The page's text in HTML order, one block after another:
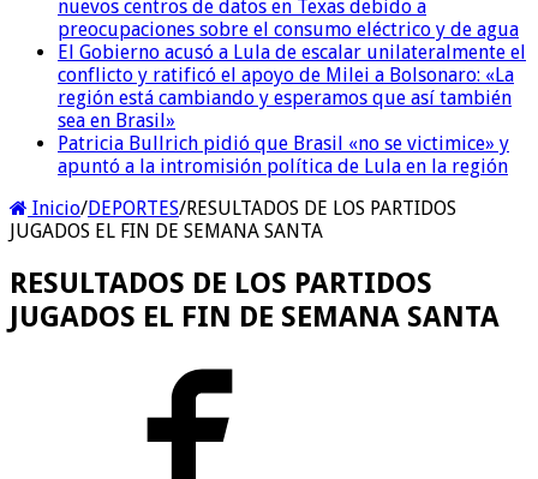
nuevos centros de datos en Texas debido a
preocupaciones sobre el consumo eléctrico y de agua
El Gobierno acusó a Lula de escalar unilateralmente el
conflicto y ratificó el apoyo de Milei a Bolsonaro: «La
región está cambiando y esperamos que así también
sea en Brasil»
Patricia Bullrich pidió que Brasil «no se victimice» y
apuntó a la intromisión política de Lula en la región
Inicio/DEPORTES/RESULTADOS DE LOS PARTIDOS
JUGADOS EL FIN DE SEMANA SANTA
RESULTADOS DE LOS PARTIDOS
JUGADOS EL FIN DE SEMANA SANTA